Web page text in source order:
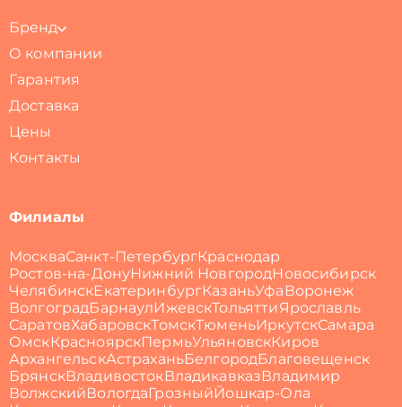
Бренд
О компании
Гарантия
Доставка
Цены
Контакты
Филиалы
МоскваСанкт-ПетербургКраснодар
Ростов-на-ДонуНижний НовгородНовосибирск
ЧелябинскЕкатеринбургКазаньУфа Воронеж
ВолгоградБарнаулИжевскТольяттиЯрославль
СаратовХабаровскТомскТюменьИркутскСамара
ОмскКрасноярскПермьУльяновскКиров
АрхангельскАстраханьБелгородБлаговещенск
БрянскВладивостокВладикавказВладимир
ВолжскийВологдаГрозныйЙошкар-Ола